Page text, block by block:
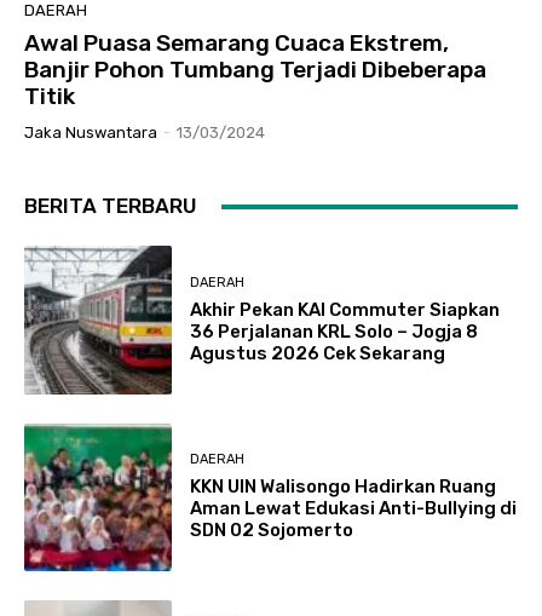
DAERAH
Awal Puasa Semarang Cuaca Ekstrem,
Banjir Pohon Tumbang Terjadi Dibeberapa
Titik
Jaka Nuswantara - 13/03/2024
BERITA TERBARU
DAERAH
Akhir Pekan KAI Commuter Siapkan
36 Perjalanan KRL Solo – Jogja 8
Agustus 2026 Cek Sekarang
DAERAH
KKN UIN Walisongo Hadirkan Ruang
Aman Lewat Edukasi Anti-Bullying di
SDN 02 Sojomerto